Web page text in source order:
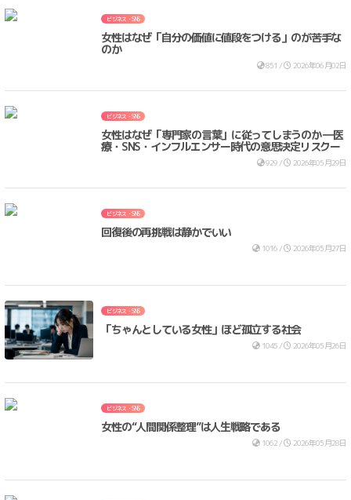
ビジネス・SNS
女性はなぜ「自分の価値に値段をつける」のが苦手な
のか
851 / 2026年06月02日
ビジネス・SNS
女性はなぜ「専門家の言葉」に従ってしまうのか ―医
療・SNS・インフルエンサー時代の意思決定リスクー
929 / 2026年05月29日
ビジネス・SNS
回復後の再挑戦は静かでいい
1016 / 2026年05月27日
ビジネス・SNS
「ちゃんとしている女性」ほど孤立する社会
1045 / 2026年05月26日
ビジネス・SNS
女性の“人間関係整理”は人生戦略である
1062 / 2026年05月28日